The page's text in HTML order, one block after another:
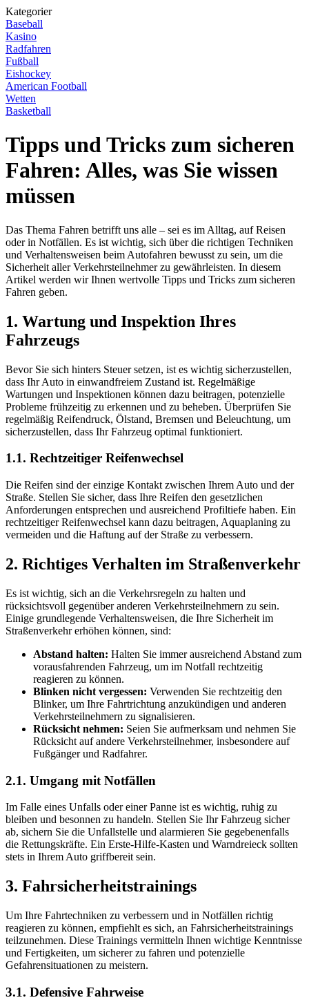
Kategorier
Baseball
Kasino
Radfahren
Fußball
Eishockey
American Football
Wetten
Basketball
Tipps und Tricks zum sicheren
Fahren: Alles, was Sie wissen
müssen
Das Thema Fahren betrifft uns alle – sei es im Alltag, auf Reisen
oder in Notfällen. Es ist wichtig, sich über die richtigen Techniken
und Verhaltensweisen beim Autofahren bewusst zu sein, um die
Sicherheit aller Verkehrsteilnehmer zu gewährleisten. In diesem
Artikel werden wir Ihnen wertvolle Tipps und Tricks zum sicheren
Fahren geben.
1. Wartung und Inspektion Ihres
Fahrzeugs
Bevor Sie sich hinters Steuer setzen, ist es wichtig sicherzustellen,
dass Ihr Auto in einwandfreiem Zustand ist. Regelmäßige
Wartungen und Inspektionen können dazu beitragen, potenzielle
Probleme frühzeitig zu erkennen und zu beheben. Überprüfen Sie
regelmäßig Reifendruck, Ölstand, Bremsen und Beleuchtung, um
sicherzustellen, dass Ihr Fahrzeug optimal funktioniert.
1.1. Rechtzeitiger Reifenwechsel
Die Reifen sind der einzige Kontakt zwischen Ihrem Auto und der
Straße. Stellen Sie sicher, dass Ihre Reifen den gesetzlichen
Anforderungen entsprechen und ausreichend Profiltiefe haben. Ein
rechtzeitiger Reifenwechsel kann dazu beitragen, Aquaplaning zu
vermeiden und die Haftung auf der Straße zu verbessern.
2. Richtiges Verhalten im Straßenverkehr
Es ist wichtig, sich an die Verkehrsregeln zu halten und
rücksichtsvoll gegenüber anderen Verkehrsteilnehmern zu sein.
Einige grundlegende Verhaltensweisen, die Ihre Sicherheit im
Straßenverkehr erhöhen können, sind:
Abstand halten: Halten Sie immer ausreichend Abstand zum
vorausfahrenden Fahrzeug, um im Notfall rechtzeitig
reagieren zu können.
Blinken nicht vergessen: Verwenden Sie rechtzeitig den
Blinker, um Ihre Fahrtrichtung anzukündigen und anderen
Verkehrsteilnehmern zu signalisieren.
Rücksicht nehmen: Seien Sie aufmerksam und nehmen Sie
Rücksicht auf andere Verkehrsteilnehmer, insbesondere auf
Fußgänger und Radfahrer.
2.1. Umgang mit Notfällen
Im Falle eines Unfalls oder einer Panne ist es wichtig, ruhig zu
bleiben und besonnen zu handeln. Stellen Sie Ihr Fahrzeug sicher
ab, sichern Sie die Unfallstelle und alarmieren Sie gegebenenfalls
die Rettungskräfte. Ein Erste-Hilfe-Kasten und Warndreieck sollten
stets in Ihrem Auto griffbereit sein.
3. Fahrsicherheitstrainings
Um Ihre Fahrtechniken zu verbessern und in Notfällen richtig
reagieren zu können, empfiehlt es sich, an Fahrsicherheitstrainings
teilzunehmen. Diese Trainings vermitteln Ihnen wichtige Kenntnisse
und Fertigkeiten, um sicherer zu fahren und potenzielle
Gefahrensituationen zu meistern.
3.1. Defensive Fahrweise